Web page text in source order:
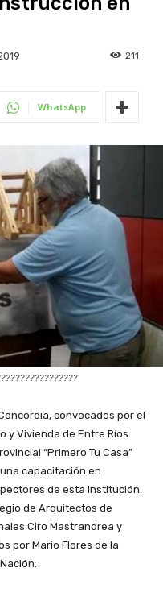
211
WhatsApp
convocados por el
y Vivienda de Entre Ríos
“Primero Tu Casa”
capacitación en
de esta institución.
de Arquitectos de
Ciro Mastrandrea y
por Mario Flores de la